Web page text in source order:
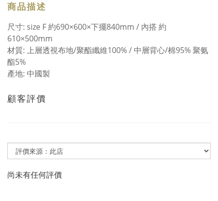
商品描述
尺寸: size F 約690×600×下擺840mm / 內搭 約
610×500mm
材質: 上層透視布地/聚酯纖維100% / 中層背心/棉95% 聚氨
酯5%
產地: 中國製
顧客評價
尚未有任何評價